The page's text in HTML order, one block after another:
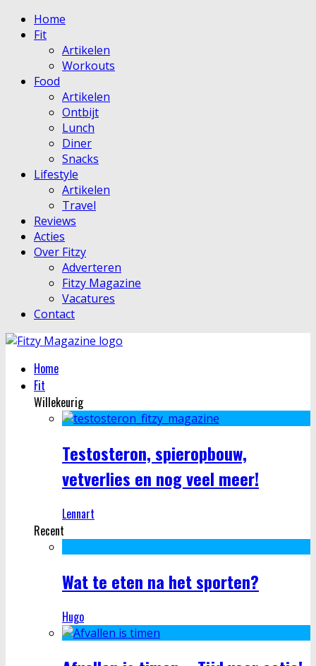
Home
Fit
Artikelen
Workouts
Food
Artikelen
Ontbijt
Lunch
Diner
Snacks
Lifestyle
Artikelen
Travel
Reviews
Acties
Over Fitzy
Adverteren
Fitzy Magazine
Vacatures
Contact
Home
Fit
Willekeurig
Testosteron, spieropbouw,
vetverlies en nog veel meer!
Lennart
Recent
Wat te eten na het sporten?
Hugo